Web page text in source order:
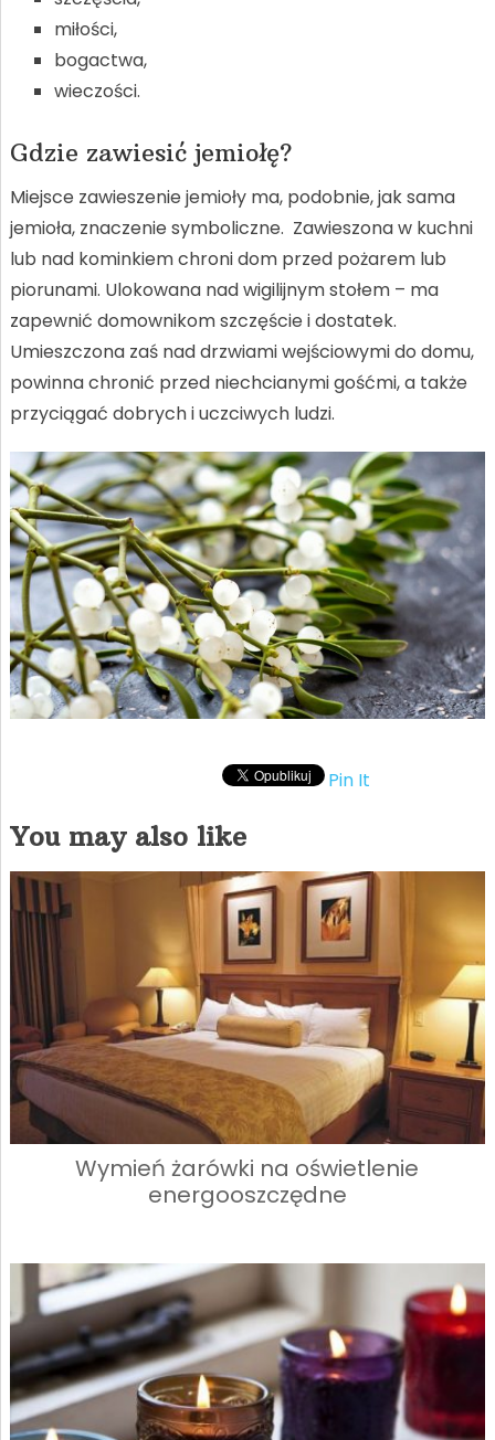
miłości,
bogactwa,
wieczości.
Gdzie zawiesić jemiołę?
Miejsce zawieszenie jemioły ma, podobnie, jak sama
jemioła, znaczenie symboliczne. Zawieszona w kuchni
lub nad kominkiem chroni dom przed pożarem lub
piorunami. Ulokowana nad wigilijnym stołem – ma
zapewnić domownikom szczęście i dostatek.
Umieszczona zaś nad drzwiami wejściowymi do domu,
powinna chronić przed niechcianymi gośćmi, a także
przyciągać dobrych i uczciwych ludzi.
Pin It
You may also like
Wymień żarówki na oświetlenie
energooszczędne